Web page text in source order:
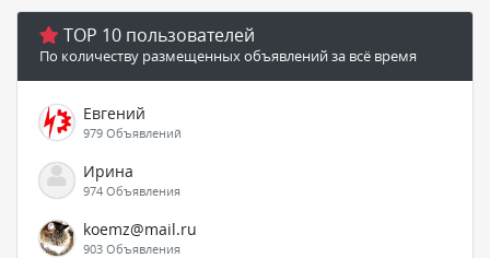
TOP 10 пользователей
По количеству размещенных объявлений за всё время
Евгений
979 Объявлений
Ирина
974 Объявления
koemz@mail.ru
903 Объявления